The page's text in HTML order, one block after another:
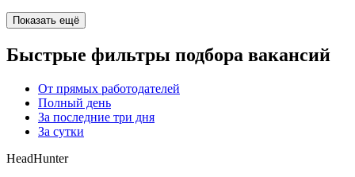
Показать ещё
Быстрые фильтры подбора вакансий
От прямых работодателей
Полный день
За последние три дня
За сутки
HeadHunter